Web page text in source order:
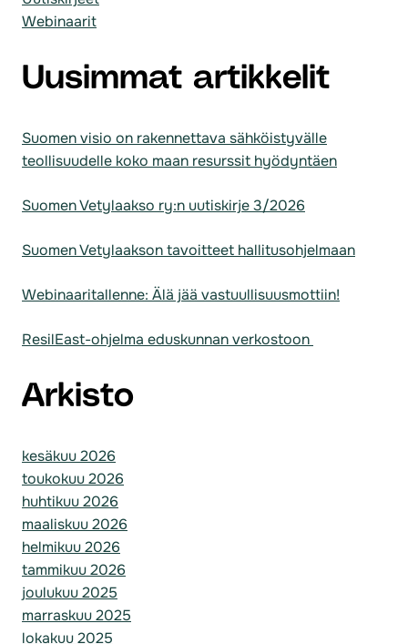
Webinaarit
Uusimmat artikkelit
Suomen visio on rakennettava sähköistyvälle
teollisuudelle koko maan resurssit hyödyntäen
Suomen Vetylaakso ry:n uutiskirje 3/2026
Suomen Vetylaakson tavoitteet hallitusohjelmaan
Webinaaritallenne: Älä jää vastuullisuusmottiin!
ResilEast-ohjelma eduskunnan verkostoon
Arkisto
kesäkuu 2026
toukokuu 2026
huhtikuu 2026
maaliskuu 2026
helmikuu 2026
tammikuu 2026
joulukuu 2025
marraskuu 2025
lokakuu 2025